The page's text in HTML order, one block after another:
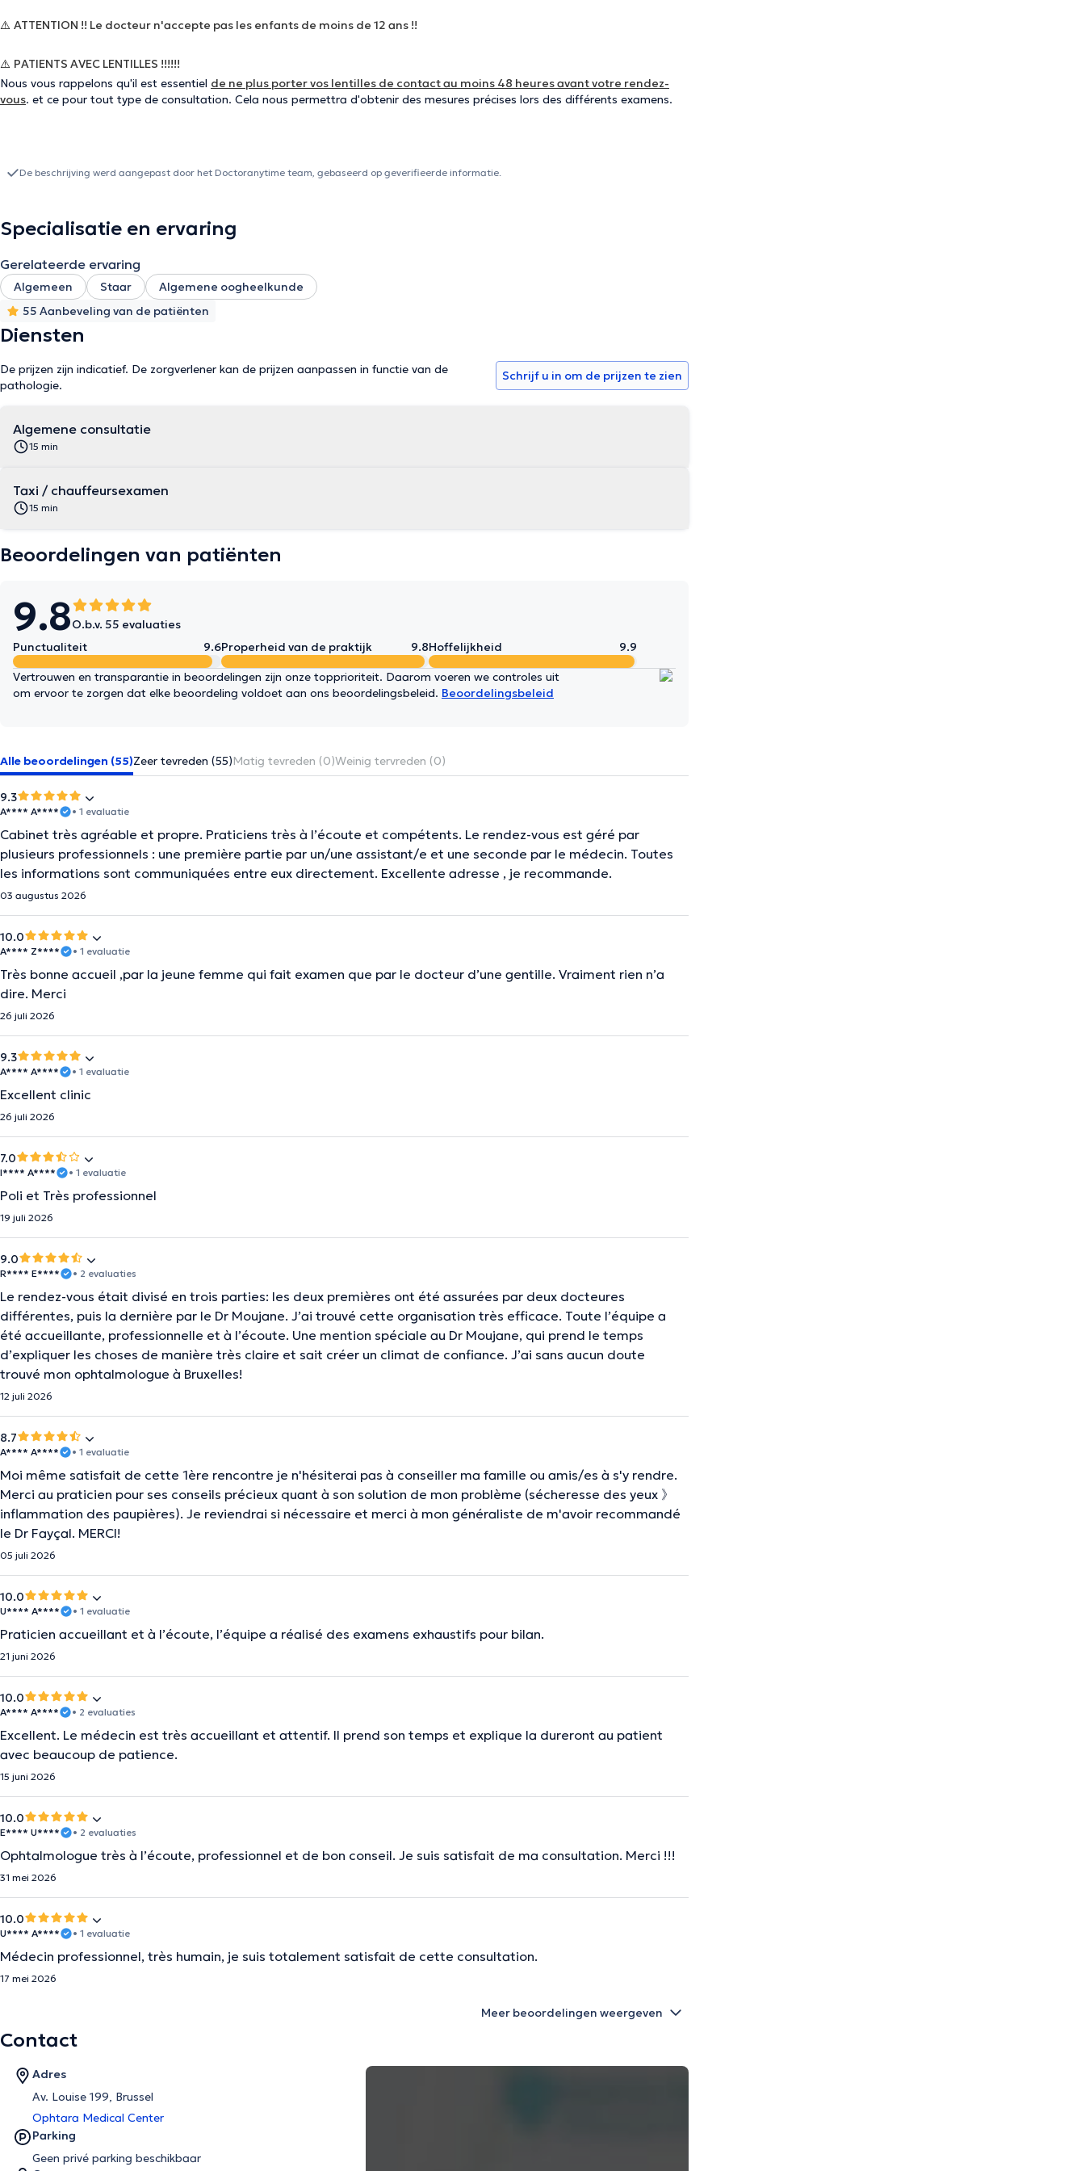
⚠️ ATTENTION !! Le docteur n'accepte pas les enfants de moins de 12 ans !!
⚠️ PATIENTS AVEC LENTILLES !!!!!!
Nous vous rappelons qu'il est essentiel de ne plus porter vos lentilles de contact au moins 48 heures avant votre rendez-
vous. et ce pour tout type de consultation. Cela nous permettra d'obtenir des mesures précises lors des différents examens.
De beschrijving werd aangepast door het Doctoranytime team, gebaseerd op geverifieerde informatie.
Specialisatie en ervaring
Gerelateerde ervaring
Algemeen Staar
Algemene oogheelkunde
55 Aanbeveling van de patiënten
Diensten
De prijzen zijn indicatief. De zorgverlener kan de prijzen aanpassen in functie van de
pathologie.
Schrijf u in om de prijzen te zien
Algemene consultatie
15 min
Taxi / chauffeursexamen
15 min
Beoordelingen van patiënten
9.8O.b.v. 55 evaluaties
Punctualiteit
9.6Properheid van de praktijk 9.8Hoffelijkheid 9.9
Vertrouwen en transparantie in beoordelingen zijn onze topprioriteit. Daarom voeren we controles uit
om ervoor te zorgen dat elke beoordeling voldoet aan ons beoordelingsbeleid. Beoordelingsbeleid
Alle beoordelingen (55)Zeer tevreden (55)Matig tevreden (0)Weinig tervreden (0)
9.3
A**** A**** • 1 evaluatie
Cabinet très agréable et propre. Praticiens très à l’écoute et compétents. Le rendez-vous est géré par
plusieurs professionnels : une première partie par un/une assistant/e et une seconde par le médecin. Toutes
les informations sont communiquées entre eux directement. Excellente adresse , je recommande.
03 augustus 2026
10.0
A**** Z**** • 1 evaluatie
Très bonne accueil ,par la jeune femme qui fait examen que par le docteur d’une gentille. Vraiment rien n’a
dire. Merci
26 juli 2026
9.3
A**** A**** • 1 evaluatie
Excellent clinic
26 juli 2026
7.0
I**** A**** • 1 evaluatie
Poli et Très professionnel
19 juli 2026
9.0
R**** E**** • 2 evaluaties
Le rendez-vous était divisé en trois parties: les deux premières ont été assurées par deux docteures
différentes, puis la dernière par le Dr Moujane. J’ai trouvé cette organisation très efficace. Toute l’équipe a
été accueillante, professionnelle et à l’écoute. Une mention spéciale au Dr Moujane, qui prend le temps
d’expliquer les choses de manière très claire et sait créer un climat de confiance. J’ai sans aucun doute
trouvé mon ophtalmologue à Bruxelles!
12 juli 2026
8.7
A**** A**** • 1 evaluatie
Moi même satisfait de cette 1ère rencontre je n'hésiterai pas à conseiller ma famille ou amis/es à s'y rendre.
Merci au praticien pour ses conseils précieux quant à son solution de mon problème (sécheresse des yeux 》
inflammation des paupières). Je reviendrai si nécessaire et merci à mon généraliste de m'avoir recommandé
le Dr Fayçal. MERCI!
05 juli 2026
10.0
U**** A**** • 1 evaluatie
Praticien accueillant et à l’écoute, l’équipe a réalisé des examens exhaustifs pour bilan.
21 juni 2026
10.0
A**** A**** • 2 evaluaties
Excellent. Le médecin est très accueillant et attentif. Il prend son temps et explique la dureront au patient
avec beaucoup de patience.
15 juni 2026
10.0
E**** U**** • 2 evaluaties
Ophtalmologue très à l’écoute, professionnel et de bon conseil. Je suis satisfait de ma consultation. Merci !!!
31 mei 2026
10.0
U**** A**** • 1 evaluatie
Médecin professionnel, très humain, je suis totalement satisfait de cette consultation.
17 mei 2026
Meer beoordelingen weergeven
Contact
Adres
Av. Louise 199, Brussel
Ophtara Medical Center
Parking
Geen privé parking beschikbaar